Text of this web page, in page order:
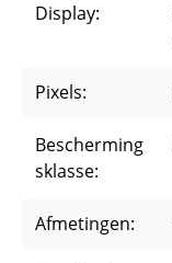
Display:
Pixels:
Bescherming
sklasse:
Afmetingen: